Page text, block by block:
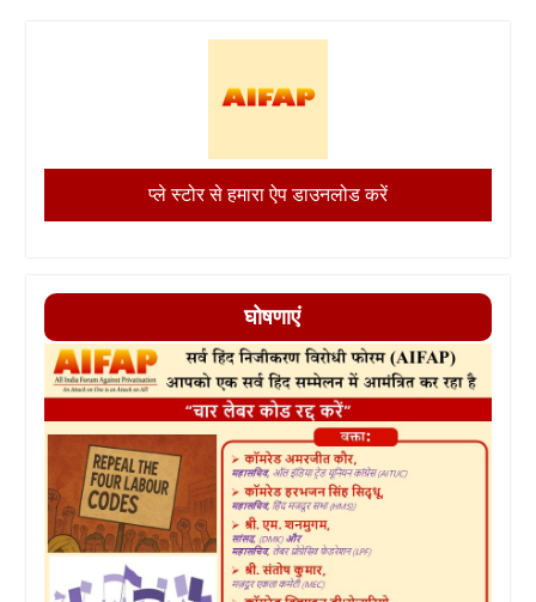
प्ले स्टोर से हमारा ऐप डाउनलोड करें
घोषणाएं